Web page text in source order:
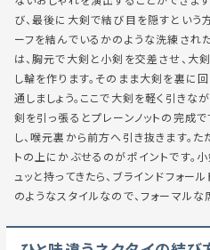
び、最後に大剣で結び目を隠すという
ーフを結んでいるかのような洗練され
は、胸元で大剣と小剣を交差させ、大
し輪を作ります。そのまま大剣を裏に
通しましょう。ここで大剣を軽く引きな
剣を引っ張るとプレーンノットの完成
し、喉元裏から前方へ引き抜きます。た
トの上にかぶせるのがポイントです。
ュッと持ってきたら、ブラインドフォー
のようなスタイルなので、フォーマルな